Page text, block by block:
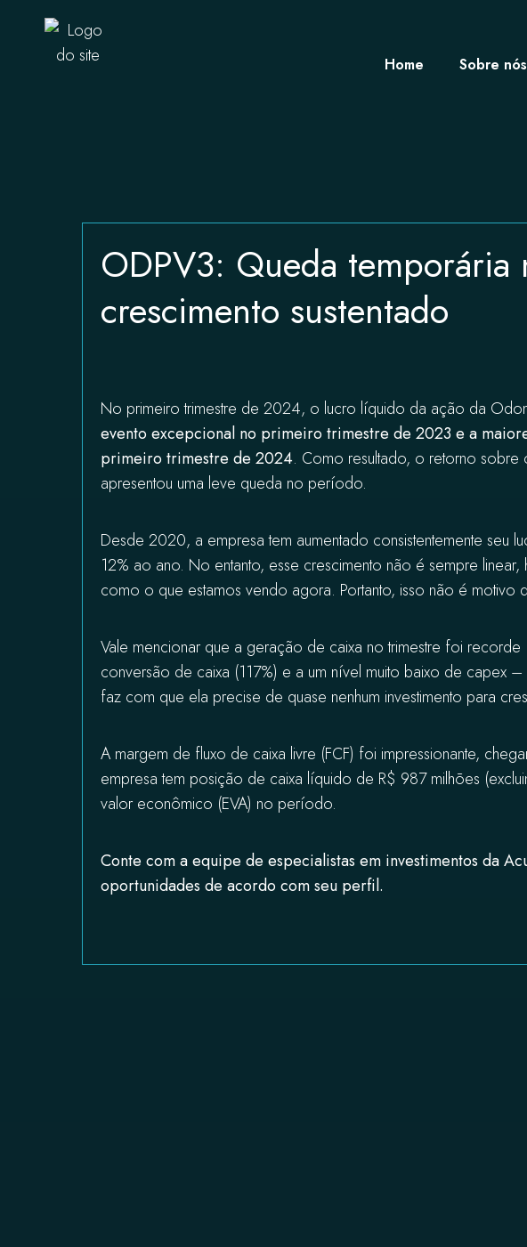
Home Sobre nós
ODPV3: Queda temporária
crescimento sustentado
No primeiro trimestre de 2024, o lucro líquido da ação da
evento excepcional no primeiro trimestre de 2023 e a
primeiro trimestre de 2024. Como resultado, o retorno sobre
apresentou uma leve queda no período.
Desde 2020, a empresa tem aumentado consistentemente seu
12% ao ano. No entanto, esse crescimento não é sempre
como o que estamos vendo agora. Portanto, isso não é motivo
Vale mencionar que a geração de caixa no trimestre foi recorde
conversão de caixa (117%) e a um nível muito baixo de capex
faz com que ela precise de quase nenhum investimento para
A margem de fluxo de caixa livre (FCF) foi impressionante,
empresa tem posição de caixa líquido de R$ 987 milhões
valor econômico (EVA) no período.
Conte com a equipe de especialistas em investimentos da
oportunidades de acordo com seu perfil.